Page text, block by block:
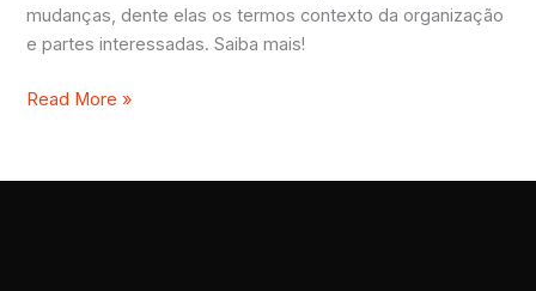
mudanças, dente elas os termos contexto da organização
e partes interessadas. Saiba mais!
Read More »